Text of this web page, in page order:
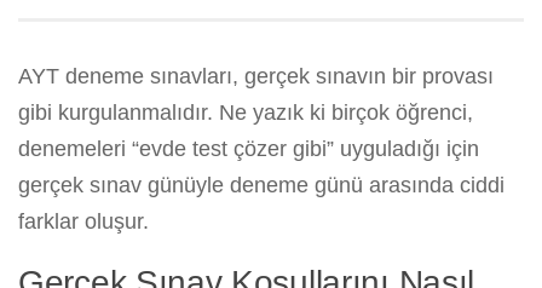
AYT deneme sınavları, gerçek sınavın bir provası
gibi kurgulanmalıdır. Ne yazık ki birçok öğrenci,
denemeleri “evde test çözer gibi” uyguladığı için
gerçek sınav günüyle deneme günü arasında ciddi
farklar oluşur.